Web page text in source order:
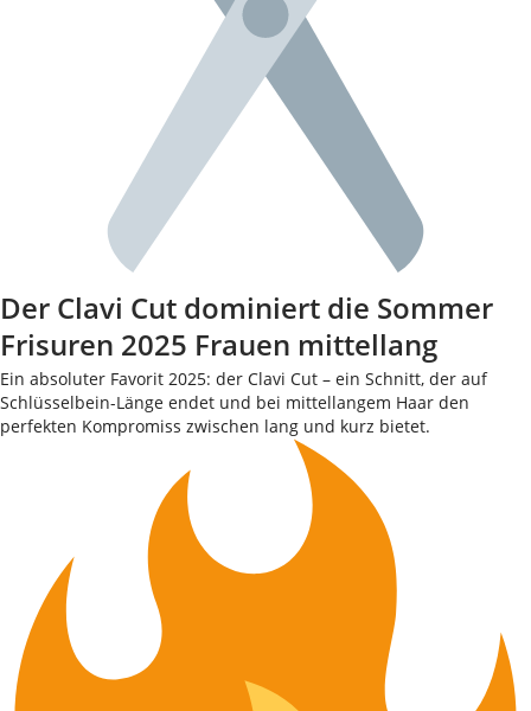
Der Clavi Cut dominiert die Sommer
Frisuren 2025 Frauen mittellang
Ein absoluter Favorit 2025: der Clavi Cut – ein Schnitt, der auf
Schlüsselbein-Länge endet und bei mittellangem Haar den
perfekten Kompromiss zwischen lang und kurz bietet.